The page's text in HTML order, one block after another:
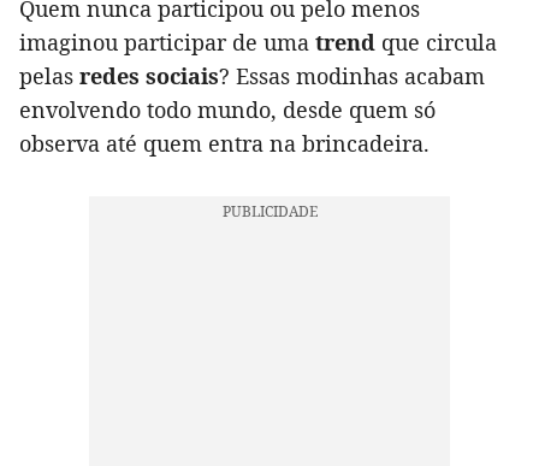
Quem nunca participou ou pelo menos
imaginou participar de uma trend que circula
pelas redes sociais? Essas modinhas acabam
envolvendo todo mundo, desde quem só
observa até quem entra na brincadeira.